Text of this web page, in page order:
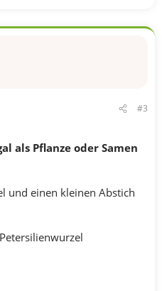
#3
als Pflanze oder Samen
und einen kleinen Abstich